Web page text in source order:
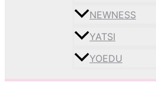
NEWNESS
YATSI
YOEDU